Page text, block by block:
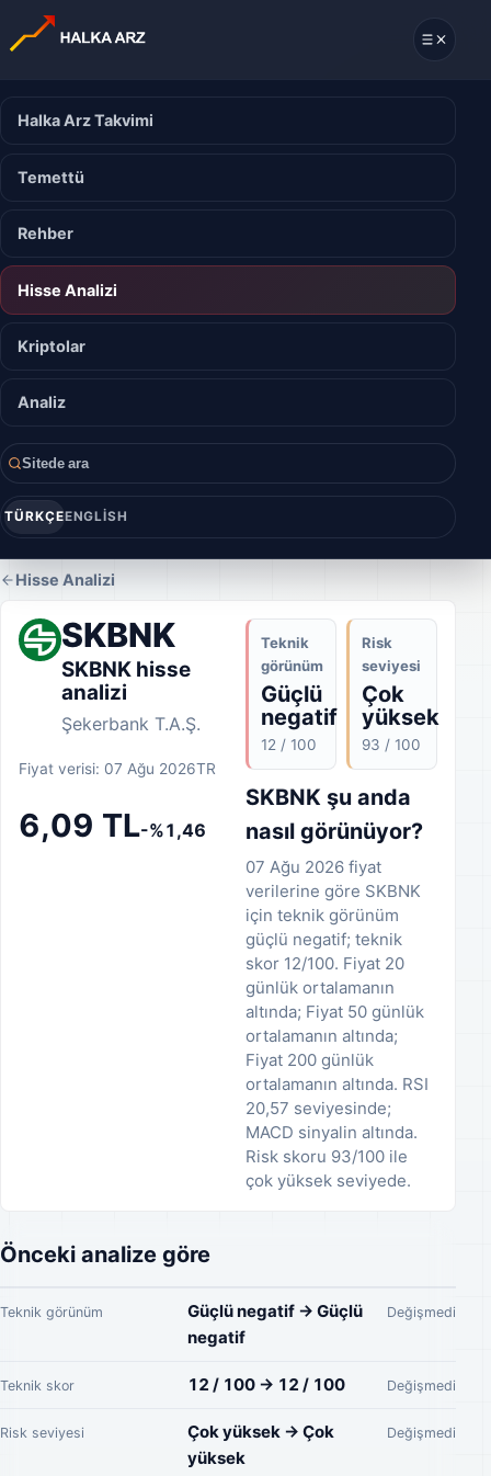
Halka Arz Takvimi
Temettü
Rehber
Hisse Analizi
Kriptolar
Analiz
Sitede ara
TÜRKÇEENGLISH
Hisse Analizi
SKBNK
SKBNK hisse
analizi
Şekerbank T.A.Ş.
Fiyat verisi: 07 Ağu 2026TR
6,09 TL-%1,46
Teknik
görünüm
Güçlü
negatif
12 / 100
Risk
seviyesi
Çok
yüksek
93 / 100
SKBNK şu anda
nasıl görünüyor?
07 Ağu 2026 fiyat
verilerine göre SKBNK
için teknik görünüm
güçlü negatif; teknik
skor 12/100. Fiyat 20
günlük ortalamanın
altında; Fiyat 50 günlük
ortalamanın altında;
Fiyat 200 günlük
ortalamanın altında. RSI
20,57 seviyesinde;
MACD sinyalin altında.
Risk skoru 93/100 ile
çok yüksek seviyede.
Önceki analize göre
Teknik görünüm
Güçlü negatif → Güçlü
negatif
Değişmedi
Teknik skor 12 / 100 → 12 / 100 Değişmedi
Risk seviyesi
Çok yüksek → Çok
yüksek
Değişmedi